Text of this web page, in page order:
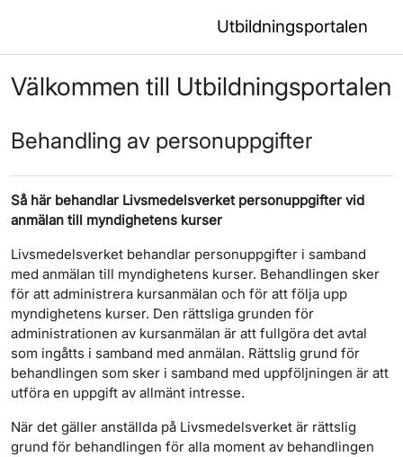
Utbildningsportalen
Välkommen till Utbildningsportalen
Behandling av personuppgifter
Så här behandlar Livsmedelsverket personuppgifter vid
anmälan till myndighetens kurser
Livsmedelsverket behandlar personuppgifter i samband
med anmälan till myndighetens kurser. Behandlingen sker
för att administrera kursanmälan och för att följa upp
myndighetens kurser. Den rättsliga grunden för
administrationen av kursanmälan är att fullgöra det avtal
som ingåtts i samband med anmälan. Rättslig grund för
behandlingen som sker i samband med uppföljningen är att
utföra en uppgift av allmänt intresse.
När det gäller anställda på Livsmedelsverket är rättslig
grund för behandlingen för alla moment av behandlingen